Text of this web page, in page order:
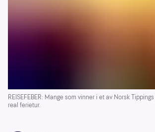
REISEFEBER: Mange som vinner i et av Norsk
real ferietur.